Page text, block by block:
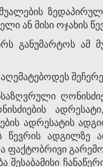
ან მისი ოჯახის
განუმარტოს ამ
ადრესატის
წევრის
ფაქტობრივი
შესაბამისი